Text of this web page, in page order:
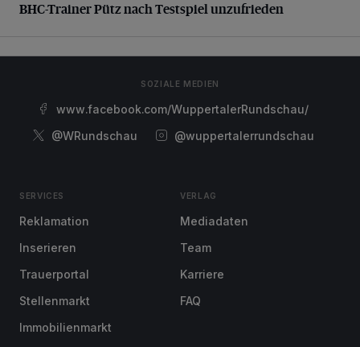
BHC-Trainer Pütz nach Testspiel unzufrieden
SOZIALE MEDIEN
www.facebook.com/WuppertalerRundschau/
@WRundschau
@wuppertalerrundschau
SERVICES
Reklamation
Inserieren
Trauerportal
Stellenmarkt
Immobilienmarkt
VERLAG
Mediadaten
Team
Karriere
FAQ